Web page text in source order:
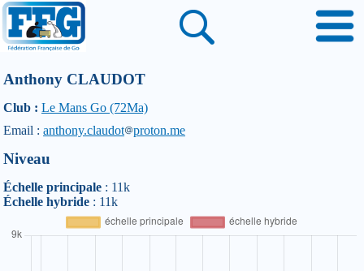
Anthony CLAUDOT
Club : Le Mans Go (72Ma)
Email : anthony.claudot proton.me
Niveau
Échelle principale : 11k
Échelle hybride : 11k